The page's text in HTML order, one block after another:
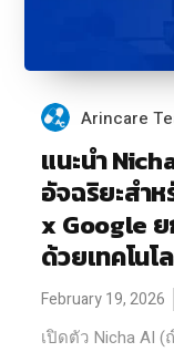
Arincare
แนะนำ
อัจฉริยะสำ
x Google ย
ด้วยเทคโนโ
February 19, 2026
เปิดตัว Nicha AI